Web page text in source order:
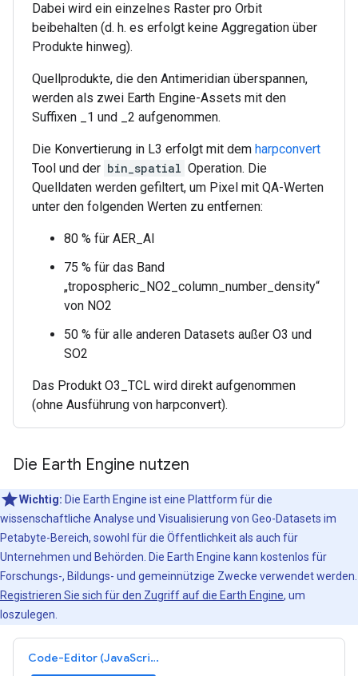
Dabei wird ein einzelnes Raster pro Orbit
beibehalten (d. h. es erfolgt keine Aggregation über
Produkte hinweg).
Quellprodukte, die den Antimeridian überspannen,
werden als zwei Earth Engine-Assets mit den
Suffixen _1 und _2 aufgenommen.
Die Konvertierung in L3 erfolgt mit dem harpconvert
Tool und der bin_spatial Operation. Die
Quelldaten werden gefiltert, um Pixel mit QA-Werten
unter den folgenden Werten zu entfernen:
80 % für AER_AI
75 % für das Band
„tropospheric_NO2_column_number_density“
von NO2
50 % für alle anderen Datasets außer O3 und
SO2
Das Produkt O3_TCL wird direkt aufgenommen
(ohne Ausführung von harpconvert).
Die Earth Engine nutzen
Wichtig: Die Earth Engine ist eine Plattform für die
wissenschaftliche Analyse und Visualisierung von Geo-Datasets im
Petabyte-Bereich, sowohl für die Öffentlichkeit als auch für
Unternehmen und Behörden. Die Earth Engine kann kostenlos für
Forschungs-, Bildungs- und gemeinnützige Zwecke verwendet werden.
Registrieren Sie sich für den Zugriff auf die Earth Engine, um
loszulegen.
Code-Editor (JavaScript)